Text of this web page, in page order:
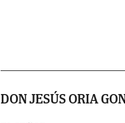
DON JESÚS ORIA